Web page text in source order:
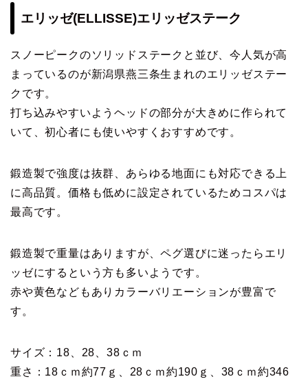
エリッゼ(ELLISSE)エリッゼステーク
スノーピークのソリッドステークと並び、今人気が高
まっているのが新潟県燕三条生まれのエリッゼステー
クです。
打ち込みやすいようヘッドの部分が大きめに作られて
いて、初心者にも使いやすくおすすめです。
鍛造製で強度は抜群、あらゆる地面にも対応できる上
に高品質。価格も低めに設定されているためコスパは
最高です。
鍛造製で重量はありますが、ペグ選びに迷ったらエリ
ッゼにするという方も多いようです。
赤や黄色などもありカラーバリエーションが豊富で
す。
サイズ：18、28、38ｃｍ
重さ：18ｃｍ約77ｇ、28ｃｍ約190ｇ、38ｃｍ約346